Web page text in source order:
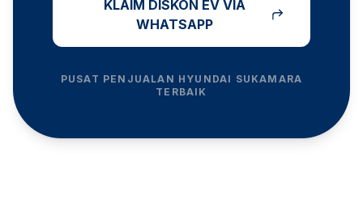
KLAIM DISKON EV VIA
WHATSAPP
PUSAT PENJUALAN HYUNDAI SUKAMARA
TERBAIK